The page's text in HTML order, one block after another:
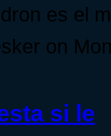
es el
on
si le